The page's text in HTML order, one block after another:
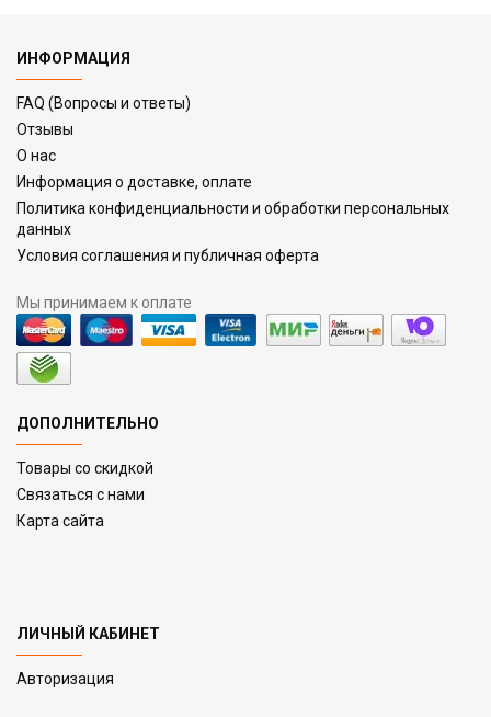
ИНФОРМАЦИЯ
FAQ (Вопросы и ответы)
Отзывы
О нас
Информация о доставке, оплате
Политика конфиденциальности и обработки персональных
данных
Условия соглашения и публичная оферта
Мы принимаем к оплате
ДОПОЛНИТЕЛЬНО
Товары со скидкой
Связаться с нами
Карта сайта
ЛИЧНЫЙ КАБИНЕТ
Авторизация